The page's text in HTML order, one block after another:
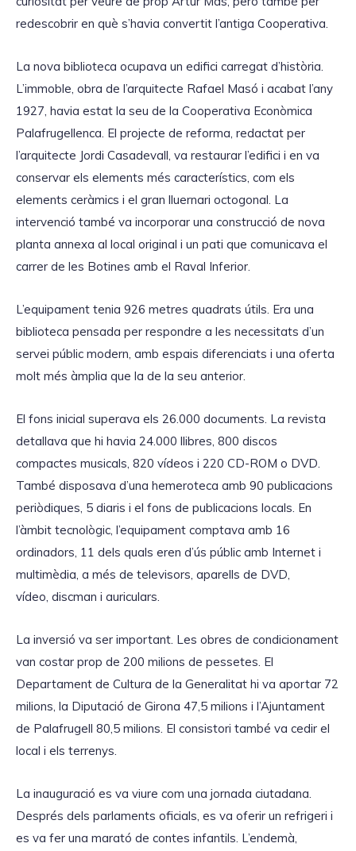
redescobrir en què s’havia convertit l’antiga Cooperativa.
La nova biblioteca ocupava un edifici carregat d’història.
L’immoble, obra de l’arquitecte Rafael Masó i acabat l’any
1927, havia estat la seu de la Cooperativa Econòmica
Palafrugellenca. El projecte de reforma, redactat per
l’arquitecte Jordi Casadevall, va restaurar l’edifici i en va
conservar els elements més característics, com els
elements ceràmics i el gran lluernari octogonal. La
intervenció també va incorporar una construcció de nova
planta annexa al local original i un pati que comunicava el
carrer de les Botines amb el Raval Inferior.
L’equipament tenia 926 metres quadrats útils. Era una
biblioteca pensada per respondre a les necessitats d’un
servei públic modern, amb espais diferenciats i una oferta
molt més àmplia que la de la seu anterior.
El fons inicial superava els 26.000 documents. La revista
detallava que hi havia 24.000 llibres, 800 discos
compactes musicals, 820 vídeos i 220 CD-ROM o DVD.
També disposava d’una hemeroteca amb 90 publicacions
periòdiques, 5 diaris i el fons de publicacions locals. En
l’àmbit tecnològic, l’equipament comptava amb 16
ordinadors, 11 dels quals eren d’ús públic amb Internet i
multimèdia, a més de televisors, aparells de DVD,
vídeo, discman i auriculars.
La inversió va ser important. Les obres de condicionament
van costar prop de 200 milions de pessetes. El
Departament de Cultura de la Generalitat hi va aportar 72
milions, la Diputació de Girona 47,5 milions i l’Ajuntament
de Palafrugell 80,5 milions. El consistori també va cedir el
local i els terrenys.
La inauguració es va viure com una jornada ciutadana.
Després dels parlaments oficials, es va oferir un refrigeri i
es va fer una marató de contes infantils. L’endemà,